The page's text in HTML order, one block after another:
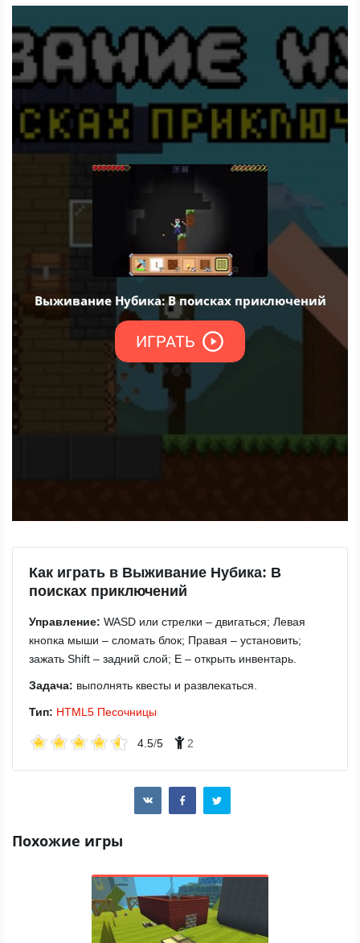
Как играть в Выживание Нубика: В
поисках приключений
Управление: WASD или стрелки – двигаться; Левая
кнопка мыши – сломать блок; Правая – установить;
зажать Shift – задний слой; E – открыть инвентарь.
Задача: выполнять квесты и развлекаться.
Тип: HTML5 Песочницы
4.5/5 2
Похожие игры